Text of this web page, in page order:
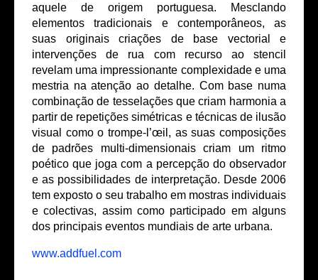
aquele de origem portuguesa. Mesclando
elementos tradicionais e contemporâneos, as
suas originais criações de base vectorial e
intervenções de rua com recurso ao stencil
revelam uma impressionante complexidade e uma
mestria na atenção ao detalhe. Com base numa
combinação de tesselações que criam harmonia a
partir de repetições simétricas e técnicas de ilusão
visual como o trompe-l’œil, as suas composições
de padrões multi-dimensionais criam um ritmo
poético que joga com a percepção do observador
e as possibilidades de interpretação. Desde 2006
tem exposto o seu trabalho em mostras individuais
e colectivas, assim como participado em alguns
dos principais eventos mundiais de arte urbana.
www.addfuel.com